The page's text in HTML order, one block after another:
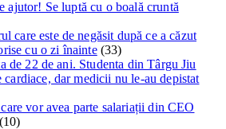
ajutor! Se luptă cu o boală cruntă
care este de negăsit după ce a căzut
cu o zi înainte (33)
de 22 de ani. Studenta din Târgu Jiu
cardiace, dar medicii nu le-au depistat
vor avea parte salariații din CEO
(10)